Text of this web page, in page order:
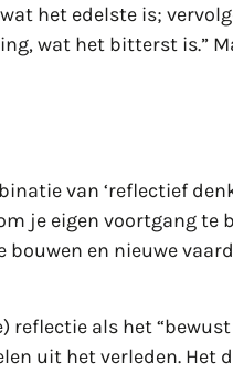
het edelste is;
wat het bitterst is.”
van ‘reflectief
je eigen voortgang
en nieuwe
als het
uit het verleden. Het